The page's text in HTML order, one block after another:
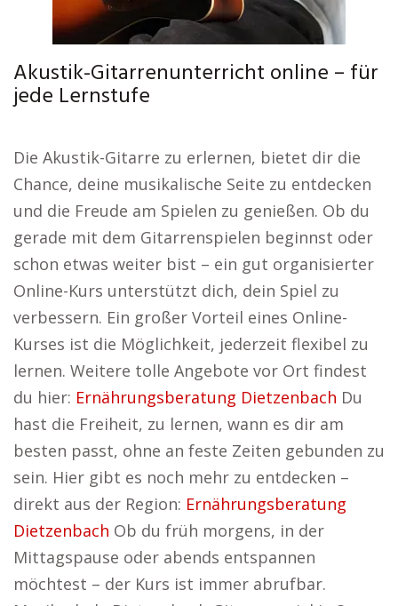
Akustik-Gitarrenunterricht online – für
jede Lernstufe
Die Akustik-Gitarre zu erlernen, bietet dir die
Chance, deine musikalische Seite zu entdecken
und die Freude am Spielen zu genießen. Ob du
gerade mit dem Gitarrenspielen beginnst oder
schon etwas weiter bist – ein gut organisierter
Online-Kurs unterstützt dich, dein Spiel zu
verbessern. Ein großer Vorteil eines Online-
Kurses ist die Möglichkeit, jederzeit flexibel zu
lernen. Weitere tolle Angebote vor Ort findest
du hier: Ernährungsberatung Dietzenbach Du
hast die Freiheit, zu lernen, wann es dir am
besten passt, ohne an feste Zeiten gebunden zu
sein. Hier gibt es noch mehr zu entdecken –
direkt aus der Region: Ernährungsberatung
Dietzenbach Ob du früh morgens, in der
Mittagspause oder abends entspannen
möchtest – der Kurs ist immer abrufbar.